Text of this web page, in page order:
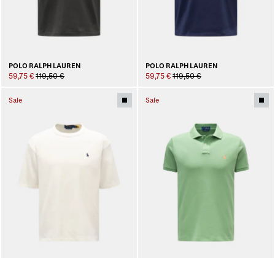
POLO RALPH LAUREN
59,75 € 119,50 €
POLO RALPH LAUREN
59,75 € 119,50 €
Sale Sale